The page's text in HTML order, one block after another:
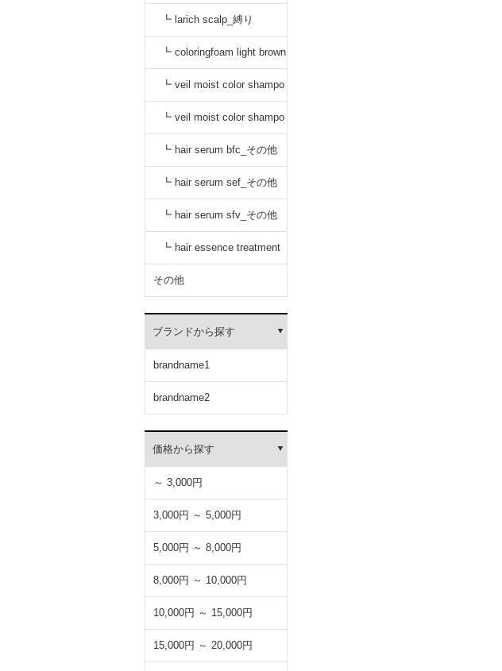
り
┗ larich scalp_縛り
┗ coloringfoam light brown
_縛り
┗ veil moist color shampo
o black_縛り
┗ veil moist color shampo
o dark brown_縛り
┗ hair serum bfc_その他
┗ hair serum sef_その他
┗ hair serum sfv_その他
┗ hair essence treatment
dr_その他
その他
ブランドから探す
brandname1
brandname2
価格から探す
～ 3,000円
3,000円 ～ 5,000円
5,000円 ～ 8,000円
8,000円 ～ 10,000円
10,000円 ～ 15,000円
15,000円 ～ 20,000円